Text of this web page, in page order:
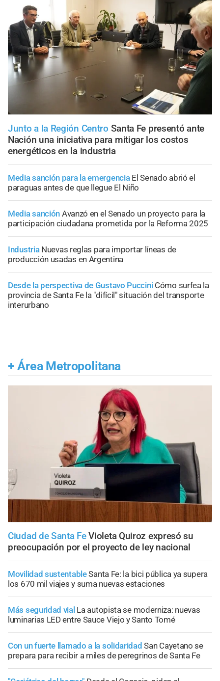
Junto a la Región Centro Santa Fe presentó ante
Nación una iniciativa para mitigar los costos
energéticos en la industria
Media sanción para la emergencia El Senado abrió el
paraguas antes de que llegue El Niño
Media sanción Avanzó en el Senado un proyecto para la
participación ciudadana prometida por la Reforma 2025
Industria Nuevas reglas para importar líneas de
producción usadas en Argentina
Desde la perspectiva de Gustavo Puccini Cómo surfea la
provincia de Santa Fe la "difícil" situación del transporte
interurbano
+ Área Metropolitana
Ciudad de Santa Fe Violeta Quiroz expresó su
preocupación por el proyecto de ley nacional
Movilidad sustentableSanta Fe: la bici pública ya supera
los 670 mil viajes y suma nuevas estaciones
Más seguridad vial La autopista se moderniza: nuevas
luminarias LED entre Sauce Viejo y Santo Tomé
Con un fuerte llamado a la solidaridad San Cayetano se
prepara para recibir a miles de peregrinos de Santa Fe